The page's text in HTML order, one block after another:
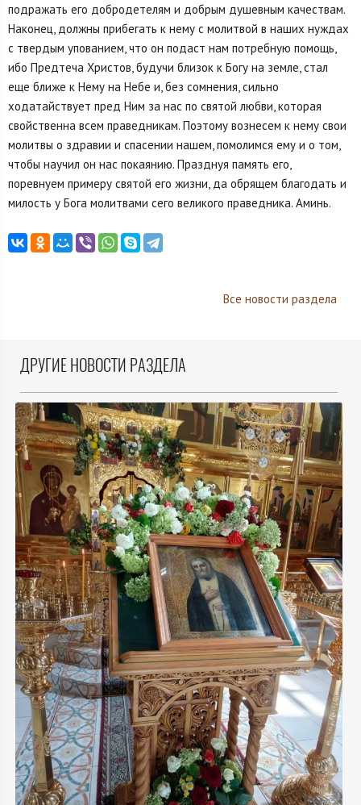
подражать его добродетелям и добрым душевным качествам.
Наконец, должны прибегать к нему с молитвой в наших нуждах
с твердым упованием, что он подаст нам потребную помощь,
ибо Предтеча Христов, будучи близок к Богу на земле, стал
еще ближе к Нему на Небе и, без сомнения, сильно
ходатайствует пред Ним за нас по святой любви, которая
свойственна всем праведникам. Поэтому вознесем к нему свои
молитвы о здравии и спасении нашем, помолимся ему и о том,
чтобы научил он нас покаянию. Празднуя память его,
поревнуем примеру святой его жизни, да обрящем благодать и
милость у Бога молитвами сего великого праведника. Аминь.
Все новости раздела
ДРУГИЕ НОВОСТИ РАЗДЕЛА